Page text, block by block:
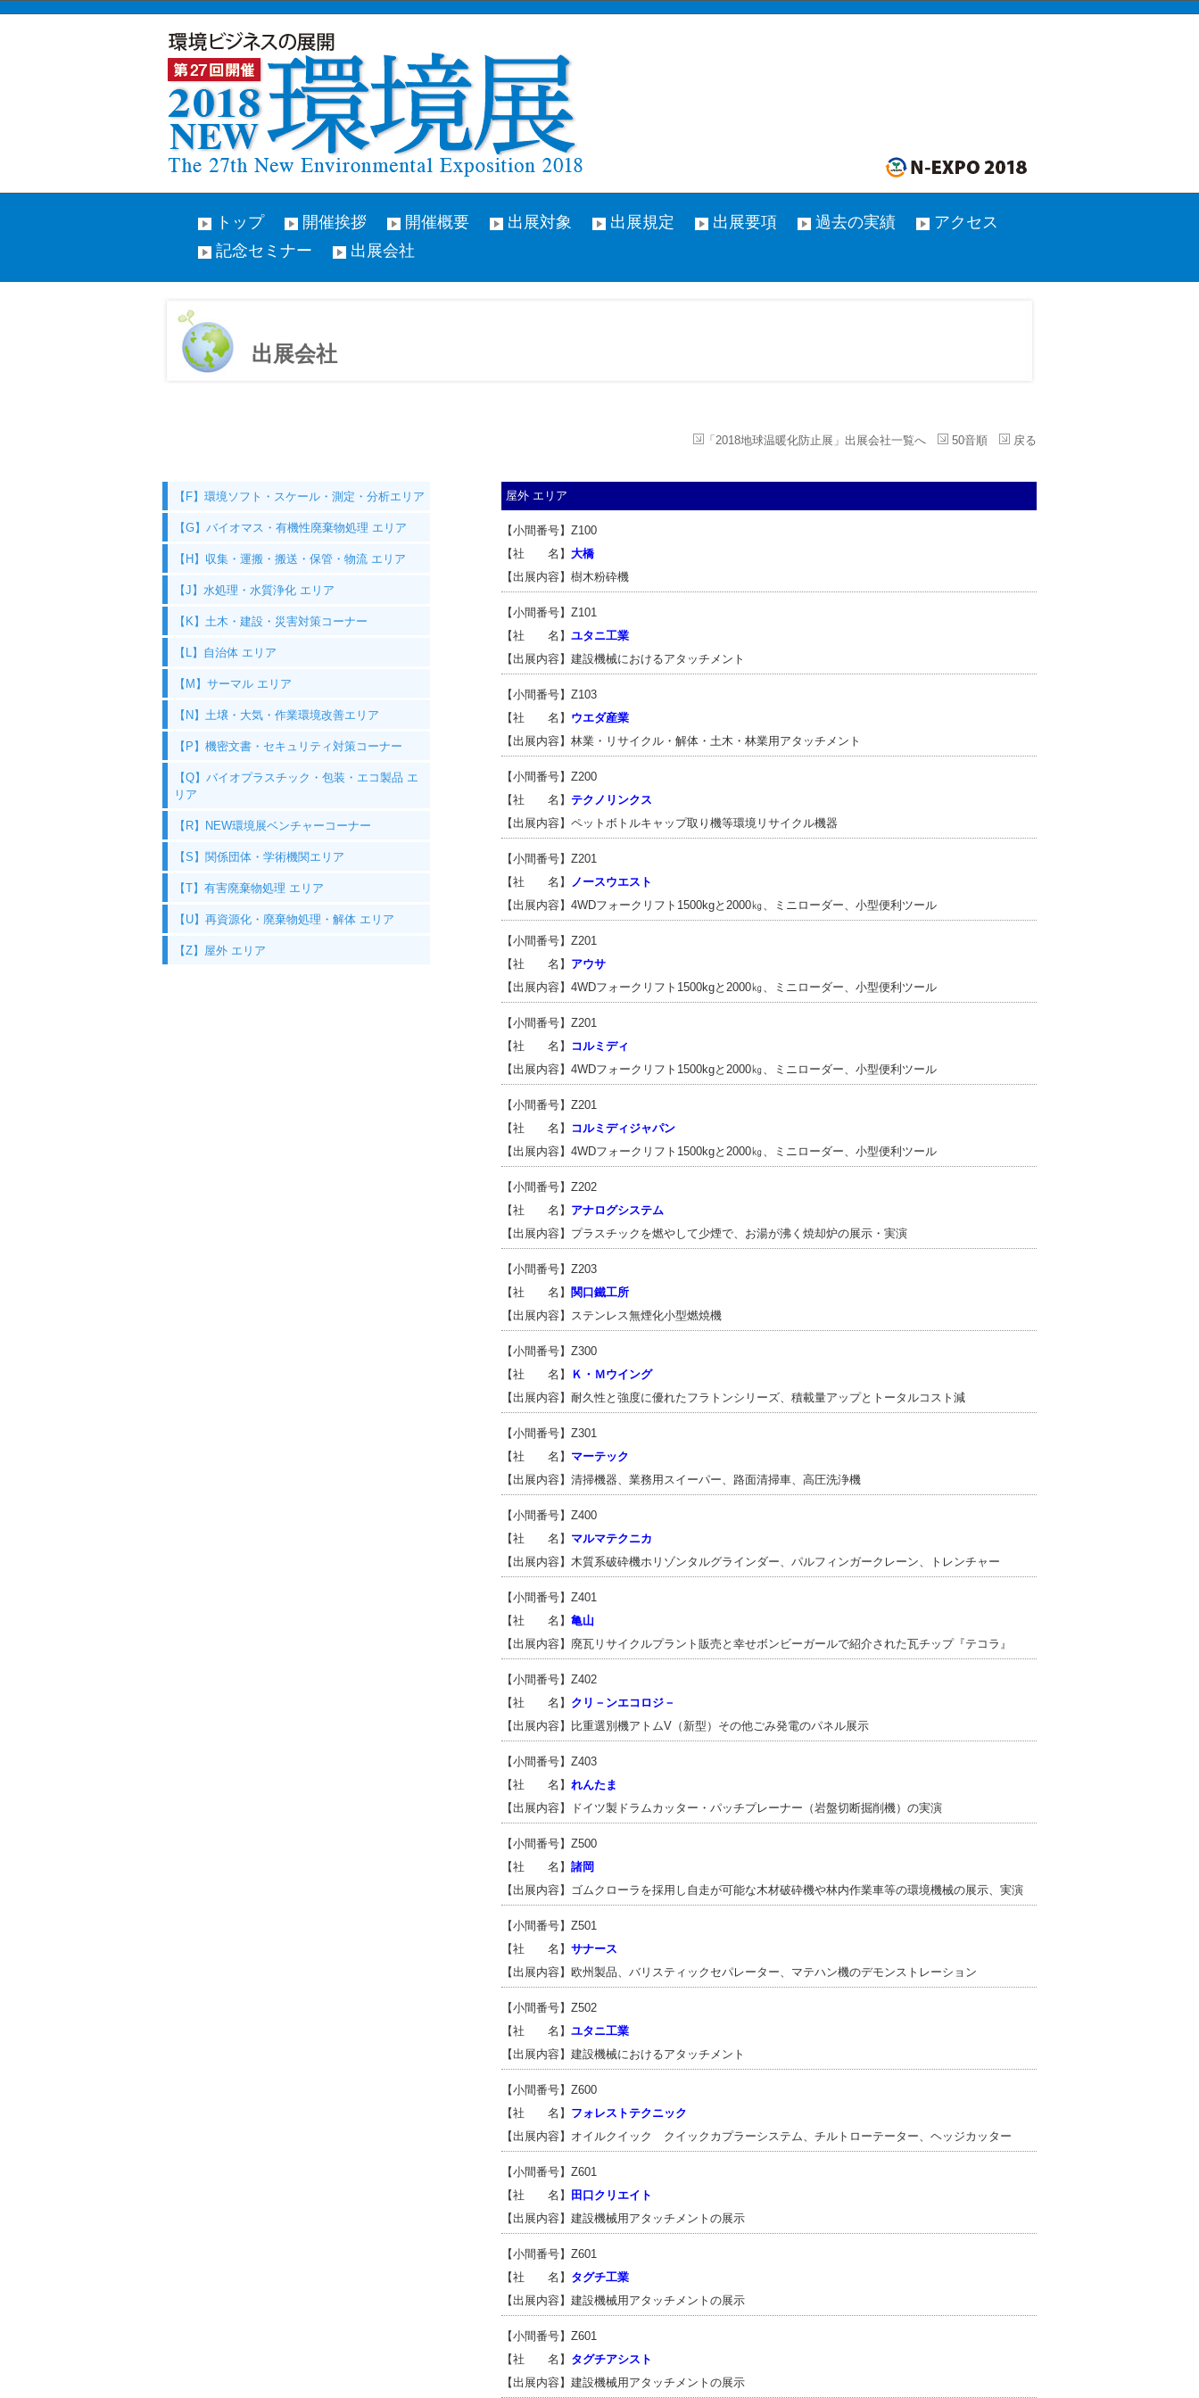
トップ 開催挨拶 開催概要 出展対象 出展規定 出展要項 過去の実績
アクセス
記念セミナー
出展会社
出展会社
「2018地球温暖化防止展」出展会社一覧へ 50音順 戻る
【F】環境ソフト・スケール・測定・分析エリア
【G】バイオマス・有機性廃棄物処理 エリア
【H】収集・運搬・搬送・保管・物流 エリア
【J】水処理・水質浄化 エリア
【K】土木・建設・災害対策コーナー
【L】自治体 エリア
【M】サーマル エリア
【N】土壌・大気・作業環境改善エリア
【P】機密文書・セキュリティ対策コーナー
【Q】バイオプラスチック・包装・エコ製品 エ
リア
【R】NEW環境展ベンチャーコーナー
【S】関係団体・学術機関エリア
【T】有害廃棄物処理 エリア
【U】再資源化・廃棄物処理・解体 エリア
【Z】屋外 エリア
屋外 エリア
【小間番号】Z100
【社 名】 大橋
【出展内容】樹木粉砕機
【小間番号】Z101
【社 名】 ユタニ工業
【出展内容】建設機械におけるアタッチメント
【小間番号】Z103
【社 名】 ウエダ産業
【出展内容】林業・リサイクル・解体・土木・林業用アタッチメント
【小間番号】Z200
【社 名】 テクノリンクス
【出展内容】ペットボトルキャップ取り機等環境リサイクル機器
【小間番号】Z201
【社 名】 ノースウエスト
【出展内容】4WDフォークリフト1500kgと2000㎏、ミニローダー、小型便利ツール
【小間番号】Z201
【社 名】 アウサ
【出展内容】4WDフォークリフト1500kgと2000㎏、ミニローダー、小型便利ツール
【小間番号】Z201
【社 名】
コルミディ
【出展内容】4WDフォークリフト1500kgと2000㎏、ミニローダー、小型便利ツール
【小間番号】Z201
【社 名】
コルミディジャパン
【出展内容】4WDフォークリフト1500kgと2000㎏、ミニローダー、小型便利ツール
【小間番号】Z202
【社 名】 アナログシステム
【出展内容】プラスチックを燃やして少煙で、お湯が沸く焼却炉の展示・実演
【小間番号】Z203
【社 名】
関口鐵工所
【出展内容】ステンレス無煙化小型燃焼機
【小間番号】Z300
【社 名】
Ｋ・Ｍウイング
【出展内容】耐久性と強度に優れたフラトンシリーズ、積載量アップとトータルコスト減
【小間番号】Z301
【社 名】 マーテック
【出展内容】清掃機器、業務用スイーパー、路面清掃車、高圧洗浄機
【小間番号】Z400
【社 名】 マルマテクニカ
【出展内容】木質系破砕機ホリゾンタルグラインダー、パルフィンガークレーン、トレンチャー
【小間番号】Z401
【社 名】 亀山
【出展内容】廃瓦リサイクルプラント販売と幸せボンビーガールで紹介された瓦チップ『テコラ』
【小間番号】Z402
【社 名】 クリ－ンエコロジ－
【出展内容】比重選別機アトムV（新型）その他ごみ発電のパネル展示
【小間番号】Z403
【社 名】 れんたま
【出展内容】ドイツ製ドラムカッター・パッチプレーナー（岩盤切断掘削機）の実演
【小間番号】Z500
【社 名】 諸岡
【出展内容】ゴムクローラを採用し自走が可能な木材破砕機や林内作業車等の環境機械の展示、実演
【小間番号】Z501
【社 名】 サナース
【出展内容】欧州製品、バリスティックセパレーター、マテハン機のデモンストレーション
【小間番号】Z502
【社 名】 ユタニ工業
【出展内容】建設機械におけるアタッチメント
【小間番号】Z600
【社 名】 フォレストテクニック
【出展内容】オイルクイック クイックカプラーシステム、チルトローテーター、ヘッジカッター
【小間番号】Z601
【社 名】
田口クリエイト
【出展内容】建設機械用アタッチメントの展示
【小間番号】Z601
【社 名】 タグチ工業
【出展内容】建設機械用アタッチメントの展示
【小間番号】Z601
【社 名】 タグチアシスト
【出展内容】建設機械用アタッチメントの展示